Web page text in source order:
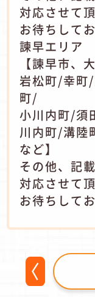
対応させて
お待ちして
諫早エリア
【諫早市、
岩松町/幸町
町/
小川内町/須
川内町/溝陸
など】
その他、記
対応させて
お待ちして